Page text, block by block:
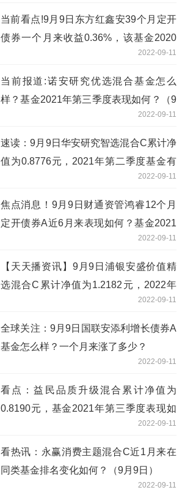
些？
当前看点!9月9日东方红鑫安39个月定开
债券一个月来收益0.36%，该基金2020
2022-09-11
当前报道:诺安研究优选混合基金怎么
样？基金2021年第三季度表现如何？（9
2022-09-11
速读：9月9日华安研究智选混合C累计净
值为0.8776元，2021年第二季度基金有
2022-09-11
焦点消息！9月9日财通资管鸿睿12个月
定开债券A近6月来表现如何？基金2021
2022-09-11
【天天播资讯】9月9日浦银安盛价值精
选混合C累计净值为1.2182元，2022年
2022-09-11
全球关注：9月9日国联安添利增长债券A
基金怎么样？一个月来涨了多少？
2022-09-11
看点：益民品质升级混合累计净值为
0.8190元，基金2021年第三季度表现如
2022-09-11
看热讯：永赢消费主题混合C近1月来在
同类基金排名变化如何？（9月9日）
2022-09-11